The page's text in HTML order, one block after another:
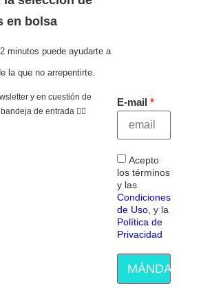
en bolsa
minutos puede ayudarte a
la que no arrepentirte.
y en cuestión de
de entrada 👇🏻
E-mail
Acepto
los términos
y las
Condiciones
de Uso , y la
Política de
Privacidad
MÁNDAME